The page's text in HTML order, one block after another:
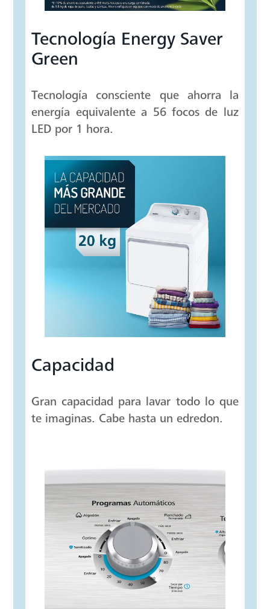
Tecnología Energy Saver
Green
Tecnología consciente que ahorra la
energía equivalente a 56 focos de luz
LED por 1 hora.
Capacidad
Gran capacidad para lavar todo lo que
te imaginas. Cabe hasta un edredon.